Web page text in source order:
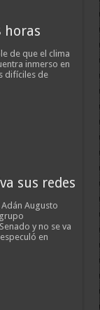
horas
de que el clima
inmerso en
difíciles de
sus redes
Augusto
y no se va
en